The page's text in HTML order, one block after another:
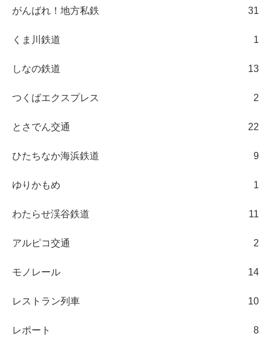
がんばれ！地方私鉄 31
くま川鉄道 1
しなの鉄道 13
つくばエクスプレス 2
とさでん交通 22
ひたちなか海浜鉄道 9
ゆりかもめ 1
わたらせ渓谷鉄道 11
アルピコ交通 2
モノレール 14
レストラン列車 10
レポート 8